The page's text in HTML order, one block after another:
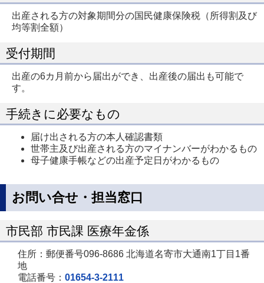
出産される方の対象期間分の国民健康保険税（所得割及び
均等割全額）
受付期間
出産の6カ月前から届出ができ、出産後の届出も可能で
す。
手続きに必要なもの
届け出される方の本人確認書類
世帯主及び出産される方のマイナンバーがわかるもの
母子健康手帳などの出産予定日がわかるもの
お問い合せ・担当窓口
市民部 市民課 医療年金係
住所：郵便番号096-8686 北海道名寄市大通南1丁目1番
地
電話番号： 01654-3-2111